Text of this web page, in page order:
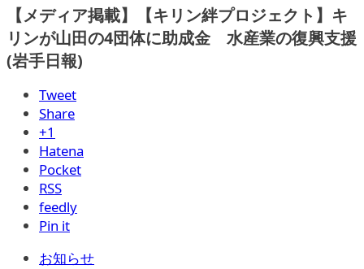
【メディア掲載】【キリン絆プロジェクト】キ
リンが山田の4団体に助成金 水産業の復興支援
(岩手日報)
Tweet
Share
+1
Hatena
Pocket
RSS
feedly
Pin it
お知らせ